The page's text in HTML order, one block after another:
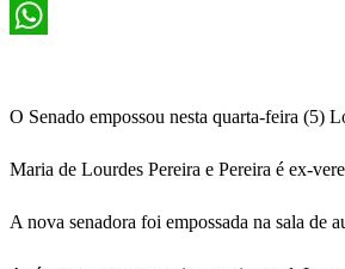
X
O Senado empossou nesta quarta-feira (5)
Maria de Lourdes Pereira e Pereira é ex-
A nova senadora foi empossada na sala de